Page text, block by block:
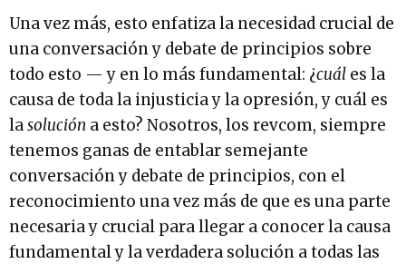
Una vez más, esto enfatiza la necesidad crucial de
una conversación y debate de principios sobre
todo esto — y en lo más fundamental: ¿cuál es la
causa de toda la injusticia y la opresión, y cuál es
lasolución a esto? Nosotros, los revcom, siempre
tenemos ganas de entablar semejante
conversación y debate de principios, con el
reconocimiento una vez más de que es una parte
necesaria y crucial para llegar a conocer la causa
fundamental y la verdadera solución a todas las